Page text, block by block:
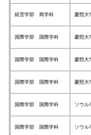
経営学部 商学科 慶熙大
国際学部 国際学科 慶熙大
国際学部 国際学科 慶熙大
国際学部 国際学科 慶熙大
国際学部 国際学科 ソウル
国際学部 国際学科 ソウル